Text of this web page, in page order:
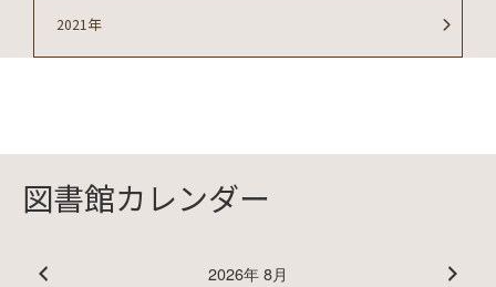
2021年
図書館カレンダー
2026年 8月